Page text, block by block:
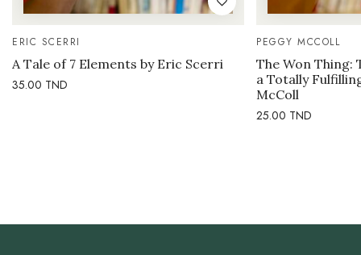
ERIC SCERRI
A Tale of 7 Elements by Eric Scerri
35.00 TND
PEGGY MCCOLL
The Won Thing:
a Totally
McColl
25.00 TND